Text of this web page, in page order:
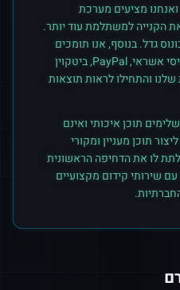
מציעים מערכת
הקנייה למשתלמת עוד יותר.
גדל. בנוסף, אנו תומכים
במגוון אמצעי תשלום כולל כרטיסי אשראי, PayPal, ביטקוין
והתחילו לראות תוצאות
תוכן איכותי ואינם
תוכן מעניין ומקורי
לו את הדחיפה הראשונית
שירותי קידום מקצועיים